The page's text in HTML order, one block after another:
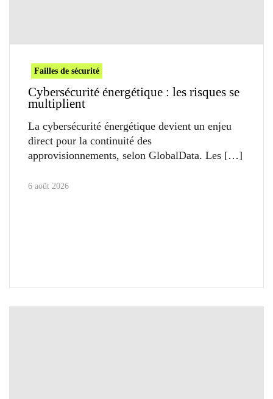
Failles de sécurité
Cybersécurité énergétique : les risques se
multiplient
La cybersécurité énergétique devient un enjeu
direct pour la continuité des
approvisionnements, selon GlobalData. Les
6 août 2026